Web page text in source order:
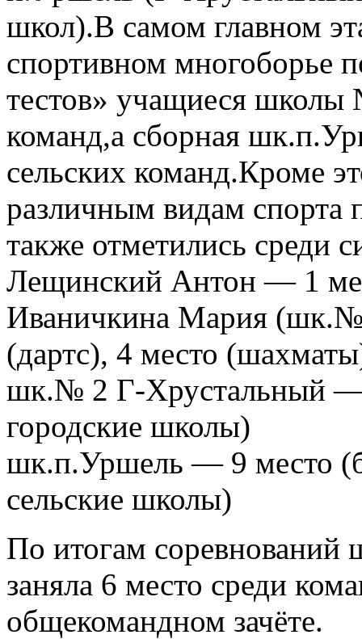
школ).В самом главном
спортивном многоборье
тестов» учащиеся школы
команд,а сборная
сельских команд.Кроме
различным видам спорта
также отметились среди
Лещинский Антон — 1
Иваничкина Мария
(дартс), 4 место
шк.№ 2 Г-Хрустальный —
городские школы)
шк.п.Уршель — 9 место
сельские школы)
По итогам
заняла 6 место среди
общекомандном зачёте.